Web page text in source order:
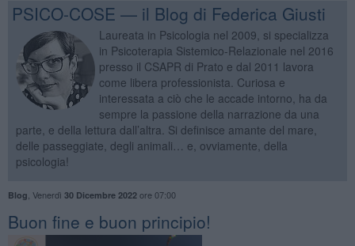
PSICO-COSE — il Blog di Federica Giusti
Laureata in Psicologia nel 2009, si specializza
in Psicoterapia Sistemico-Relazionale nel 2016
presso il CSAPR di Prato e dal 2011 lavora
come libera professionista. Curiosa e
interessata a ciò che le accade intorno, ha da
sempre la passione della narrazione da una
parte, e della lettura dall’altra. Si definisce amante del mare,
delle passeggiate, degli animali… e, ovviamente, della
psicologia!
Blog Venerdì 30 Dicembre 2022ore 07:00
Buon fine e buon principio!